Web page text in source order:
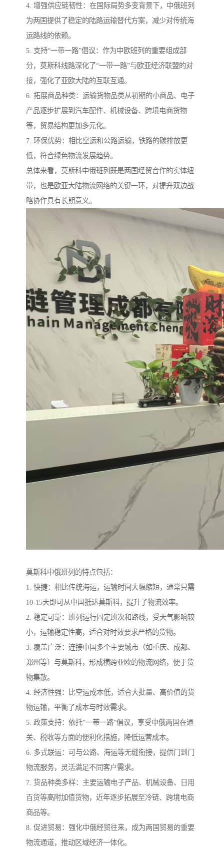
4. 增强供应链韧性：在国际局势多变背景下，中俄班列
为两国提供了稳定的陆路运输替代方案，减少对传统海
运路线的依赖。
5. 支持“一带一路”倡议：作为中欧班列的重要组成部
分，莫斯科线路深化了“一带一路”与欧亚经济联盟的对
接，强化了亚欧大陆的互联互通。
6. 拓展商品种类：运输货物品类从初期的小商品、电子
产品逐步扩展到汽车配件、机械设备、跨境电商货物
等，贸易结构更加多元化。
7. 环保优势：相比空运和公路运输，铁路的碳排放更
低，符合绿色物流发展趋势。
总体来看，莫斯科中俄班列既是两国经贸合作的实体纽
带，也是欧亚大陆物流网络的关键一环，对提升双边战
略协作具有长期意义。
莫斯科中俄班列的特点包括：
1. 快捷：相比传统海运，运输时间大幅缩短，通常只需
10-15天即可从中国抵达莫斯科，提升了物流效率。
2. 稳定可靠：班列运行固定班次和路线，受天气影响较
小，运输稳定性高，适合对时效要求严格的货物。
3. 覆盖广泛：连接中国多个主要城市（如重庆、成都、
郑州等）与莫斯科，形成横跨亚欧的物流网络，便于货
物集散。
4. 经济性强：比空运成本低，适合大批量、高价值的货
物运输，平衡了成本与时效需求。
5. 政策支持：依托“一带一路”倡议，享受中俄两国在通
关、税收等方面的便利化措施，降低运营成本。
6. 多式联运：可与公路、海运等无缝衔接，提供门到门
物流服务，灵活满足不同客户需求。
7. 货品种类多样：主要运输电子产品、机械设备、日用
百货等高附加值货物，近年逐步拓展至冷链、跨境电商
商品等。
8. 促进贸易：强化中俄经贸往来，成为两国贸易的重要
物流通道，推动区域经济一体化。